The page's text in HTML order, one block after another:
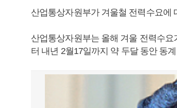
산업통상자원부가 겨울철 전력수요에
산업통상자원부는 올해 겨울 전력수
터 내년 2월17일까지 약 두달 동안 동